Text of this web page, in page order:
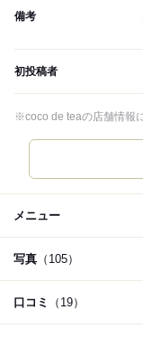
備考
初投稿者
※coco de teaの店舗情報
メニュー
写真 （105）
口コミ （19）